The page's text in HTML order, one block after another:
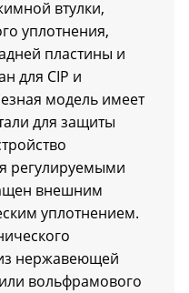
втулки,
уплотнения,
пластины и
для CIP и
модель имеет
для защиты
регулируемыми
внешним
уплотнением.
нержавеющей
вольфрамового